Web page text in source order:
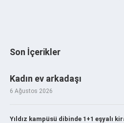
Son İçerikler
Kadın ev arkadaşı
6 Ağustos 2026
Yıldız kampüsü dibinde 1+1 eşyalı